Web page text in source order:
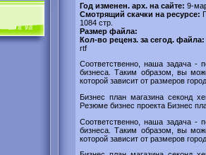
Год изменен. арх. на сайте: 9-
Смотрящий скачки на ресурсе:
1084 стр.
Размер файла:
Кол-во реценз. за сегод. файла:
rtf
Соответственно, наша задача -
бизнеса. Таким образом, вы
которой зависит от размеров
Бизнес план магазина секонд
Резюме бизнес проекта Бизнес
Соответственно, наша задача -
бизнеса. Таким образом, вы
которой зависит от размеров